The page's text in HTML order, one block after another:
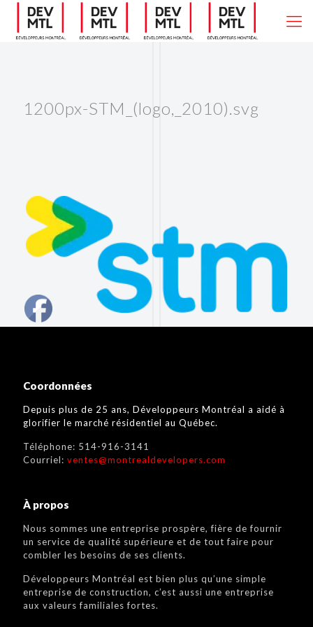
1200px-STM_(logo,_2010).svg
Coordonnées
Depuis plus de 25 ans, Développeurs Montréal a aidé à
glorifier le marché résidentiel au Québec.
Téléphone: 514-916-3141
Courriel: ventes@montrealdevelopers.com
À propos
Nous sommes une entreprise prospère, fière de fournir
un service de qualité supérieure et de tout faire pour
combler les besoins de ses clients.
Développeurs Montréal est bien plus qu’une simple
entreprise de construction, c’est aussi une entreprise
aux valeurs familiales fortes.